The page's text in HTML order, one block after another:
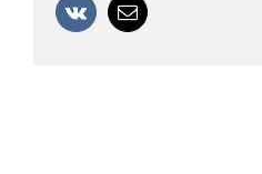
Vk Email